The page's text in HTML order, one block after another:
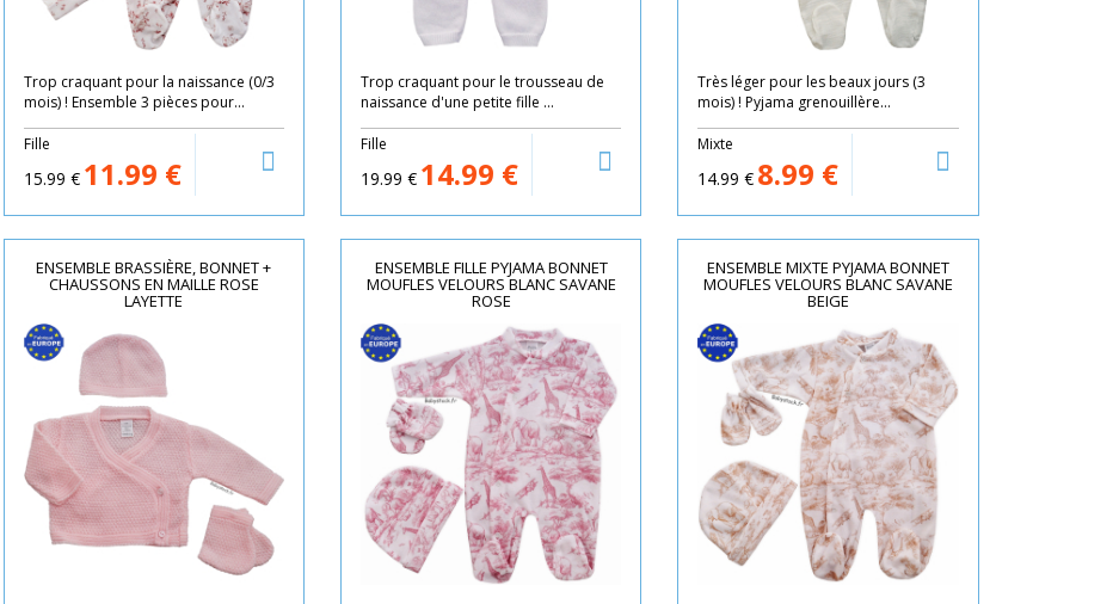
Trop craquant pour la naissance (0/3
mois) ! Ensemble 3 pièces pour...
Fille
15.99 € 11.99 €
Trop craquant pour le trousseau de
naissance d'une petite fille ...
Fille
19.99 € 14.99 €
Très léger pour les beaux jours (3
mois) ! Pyjama grenouillère...
Mixte
14.99 € 8.99 €
ENSEMBLE BRASSIÈRE, BONNET +
CHAUSSONS EN MAILLE ROSE
LAYETTE
ENSEMBLE FILLE PYJAMA BONNET
MOUFLES VELOURS BLANC SAVANE
ROSE
ENSEMBLE MIXTE PYJAMA BONNET
MOUFLES VELOURS BLANC SAVANE
BEIGE